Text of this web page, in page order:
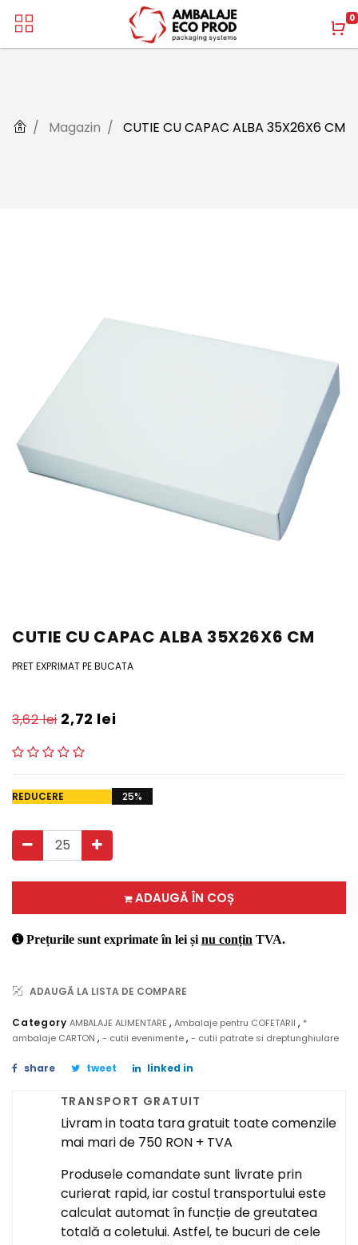
0
Magazin CUTIE CU CAPAC ALBA 35X26X6 CM
CUTIE CU CAPAC ALBA 35X26X6 CM
PRET EXPRIMAT PE BUCATA
3,62lei 2,72 lei
REDUCERE 25%
ADAUGĂ ÎN COȘ
Prețurile sunt exprimate în lei și nu conțin TVA.
ADAUGĂ LA LISTA DE COMPARE
CategoryAMBALAJE ALIMENTARE,Ambalaje pentru COFETARII, *
ambalaje CARTON , - cutii evenimente, - cutii patrate si dreptunghiulare
share tweet linked in
TRANSPORT GRATUIT
Livram in toata tara gratuit toate comenzile
mai mari de 750 RON + TVA
Produsele comandate sunt livrate prin
curierat rapid, iar costul transportului este
calculat automat în funcție de greutatea
totală a coletului. Astfel, te bucuri de cele